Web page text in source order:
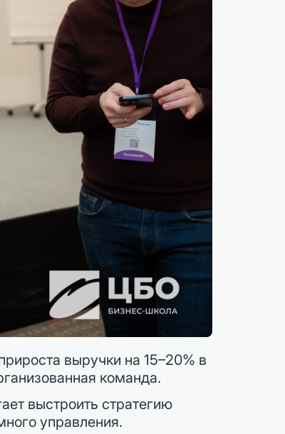
выручки на 15–20% в
команда.
выстроить стратегию
управления.